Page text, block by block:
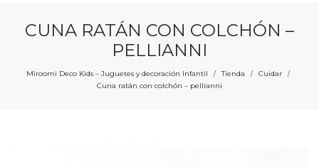
CUNA RATÁN CON COLCHÓN –
PELLIANNI
Miroomi Deco Kids – Juguetes y decoración Infantil / Tienda / Cuidar /
Cuna ratán con colchón – pellianni